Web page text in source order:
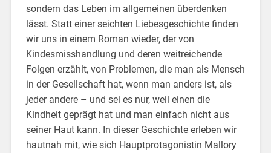
sondern das Leben im allgemeinen überdenken
lässt. Statt einer seichten Liebesgeschichte finden
wir uns in einem Roman wieder, der von
Kindesmisshandlung und deren weitreichende
Folgen erzählt, von Problemen, die man als Mensch
in der Gesellschaft hat, wenn man anders ist, als
jeder andere – und sei es nur, weil einen die
Kindheit geprägt hat und man einfach nicht aus
seiner Haut kann. In dieser Geschichte erleben wir
hautnah mit, wie sich Hauptprotagonistin Mallory